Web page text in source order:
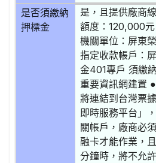
是否須繳納
押標金
是，且提供廠商
額度：120,000
機關單位：屏東
指定收款帳戶：
金401專戶 須繳
重要資訊網建置
將連結到台灣票
即時服務平台」
關帳戶，廠商必
融卡才能作業，
分鐘時，將不允